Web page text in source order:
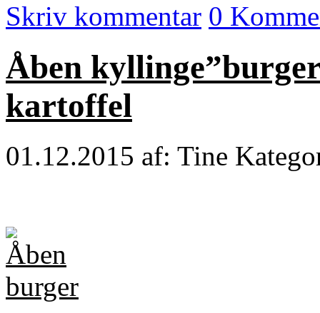
Skriv kommentar 0
Åben
kartoffel
01.12.2015 af: Tine